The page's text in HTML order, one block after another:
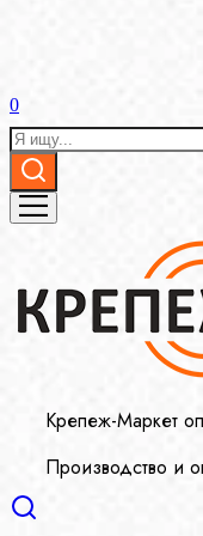
0
Крепеж-Маркет
Производство и